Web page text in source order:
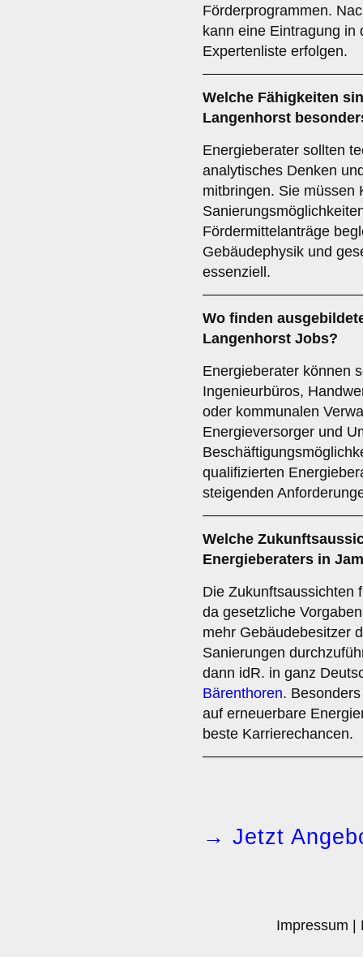
Förderprogrammen.
kann eine Eintragung in
Expertenliste erfolgen.
Welche Fähigkeiten
Langenhorst
Energieberater sollten
analytisches Denken
mitbringen. Sie müssen
Fördermittelanträge
Gebäudephysik und
essenziell.
Wo finden
Langenhorst Jobs?
Energieberater können
Ingenieurbüros,
oder kommunalen
Energieversorger und
qualifizierten
steigenden
Welche
Energieberaters in
Die Zukunftsaussichten
da gesetzliche
mehr Gebäudebesitzer
Sanierungen
dann idR. in ganz
Bärenthoren.
auf erneuerbare
beste Karrierechancen.
→ Jetzt
Impressum